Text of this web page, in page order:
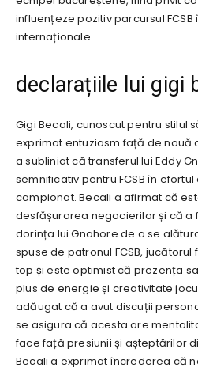
influențeze pozitiv parcursul
internaționale.
declarațiile lui gigi
Gigi Becali, cunoscut pentru stilul
exprimat entuziasm față de nouă
a subliniat că transferul lui Eddy
semnificativ pentru FCSB în
campionat. Becali a afirmat că
desfășurarea negocierilor și că a
dorința lui Gnahore de a se
spuse de patronul FCSB,
top și este optimist că prezența
plus de energie și creativitate
adăugat că a avut discuții
se asigura că acesta are
face față presiunii și așteptărilor
Becali a exprimat încrederea că